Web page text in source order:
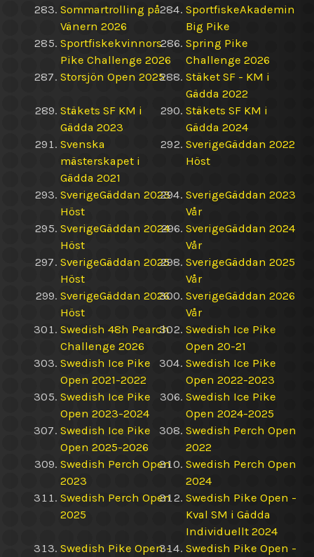
Sommartrolling på
Vänern 2026
SportfiskeAkademin
Big Pike
Sportfiskekvinnors
Pike Challenge 2026
Spring Pike
Challenge 2026
Storsjön Open 2025
Stäket SF - KM i
Gädda 2022
Stäkets SF KM i
Gädda 2023
Stäkets SF KM i
Gädda 2024
Svenska
mästerskapet i
Gädda 2021
SverigeGäddan 2022
Höst
SverigeGäddan 2023
Höst
SverigeGäddan 2023
Vår
SverigeGäddan 2024
Höst
SverigeGäddan 2024
Vår
SverigeGäddan 2025
Höst
SverigeGäddan 2025
Vår
SverigeGäddan 2026
Höst
SverigeGäddan 2026
Vår
Swedish 48h Pearch
Challenge 2026
Swedish Ice Pike
Open 20-21
Swedish Ice Pike
Open 2021-2022
Swedish Ice Pike
Open 2022-2023
Swedish Ice Pike
Open 2023-2024
Swedish Ice Pike
Open 2024-2025
Swedish Ice Pike
Open 2025-2026
Swedish Perch Open
2022
Swedish Perch Open
2023
Swedish Perch Open
2024
Swedish Perch Open
2025
Swedish Pike Open -
Kval SM i Gädda
Individuellt 2024
Swedish Pike Open -
Swedish Pike Open -